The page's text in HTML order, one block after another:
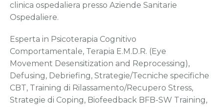
clinica ospedaliera presso Aziende Sanitarie
Ospedaliere.
Esperta in Psicoterapia Cognitivo
Comportamentale, Terapia E.M.D.R. (Eye
Movement Desensitization and Reprocessing),
Defusing, Debriefing, Strategie/Tecniche specifiche
CBT, Training di Rilassamento/Recupero Stress,
Strategie di Coping, Biofeedback BFB-SW Training,